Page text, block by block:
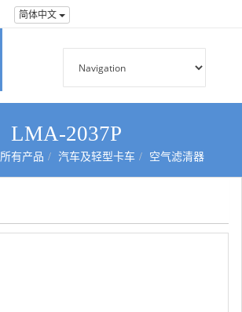
简体中文
LMA-2037P
所有产品 汽车及轻型卡车 空气滤清器